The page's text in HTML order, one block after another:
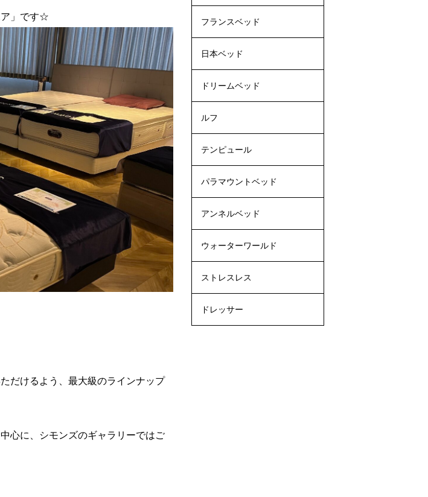
ア」です☆
だけるよう、最大級のラインナップ
心に、シモンズのギャラリーではご
フランスベッド
日本ベッド
ドリームベッド
ルフ
テンピュール
パラマウントベッド
アンネルベッド
ウォーターワールド
ストレスレス
ドレッサー